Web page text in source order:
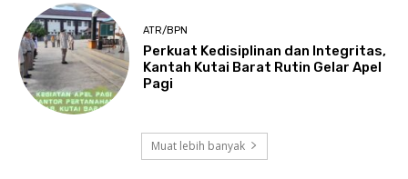
ATR/BPN
Perkuat Kedisiplinan dan Integritas,
Kantah Kutai Barat Rutin Gelar Apel
Pagi
Muat lebih banyak